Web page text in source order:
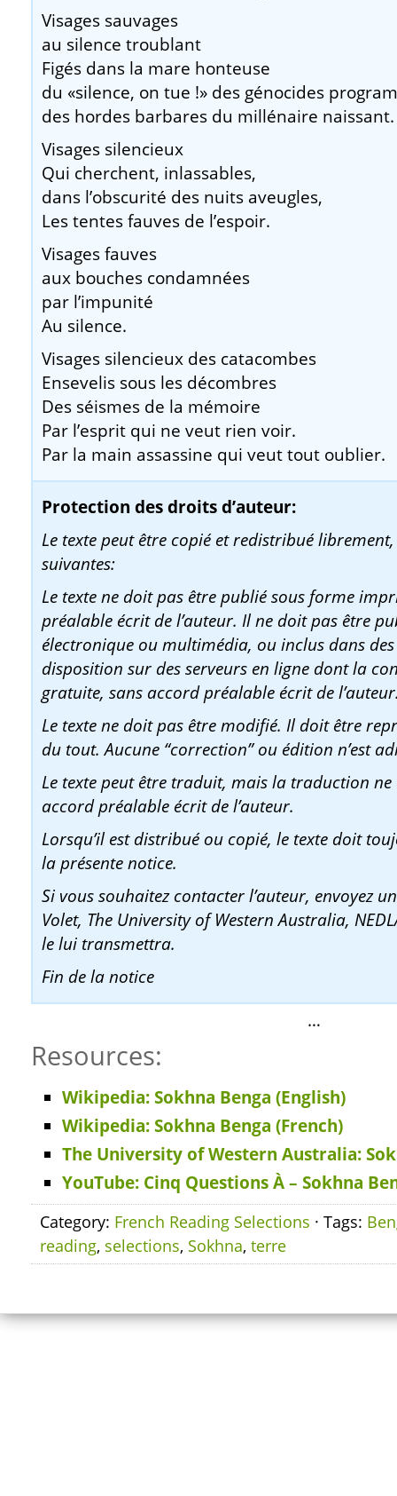
Visages sauvages
au silence troublant
Figés dans la mare honteuse
du «silence, on tue !» des génocides
des hordes barbares du millénaire naissant.
Visages silencieux
Qui cherchent, inlassables,
dans l’obscurité des nuits aveugles,
Les tentes fauves de l’espoir.
Visages fauves
aux bouches condamnées
par l’impunité
Au silence.
Visages silencieux des catacombes
Ensevelis sous les décombres
Des séismes de la mémoire
Par l’esprit qui ne veut rien voir.
Par la main assassine qui veut tout oublier.
Protection des droits d’auteur:
Le texte peut être copié et redistribué
suivantes:
Le texte ne doit pas être publié sous forme
préalable écrit de l’auteur. Il ne doit pas être
électronique ou multimédia, ou inclus dans
disposition sur des serveurs en ligne dont la
gratuite, sans accord préalable écrit de
Le texte ne doit pas être modifié. Il doit être
du tout. Aucune “correction” ou édition n’est
Le texte peut être traduit, mais la traduction
accord préalable écrit de l’auteur.
Lorsqu’il est distribué ou copié, le texte doit
la présente notice.
Si vous souhaitez contacter l’auteur, envoyez
Volet, The University of Western Australia,
le lui transmettra.
Fin de la notice
…
Resources:
Wikipedia: Sokhna Benga (English)
Wikipedia: Sokhna Benga (French)
The University of Western Australia:
YouTube: Cinq Questions À – Sokhna
Category: French Reading Selections · Tags:
reading, selections, Sokhna, terre